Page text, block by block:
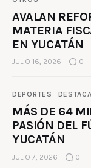
AVALAN
MATERIA
EN YUCATÁN
JULIO 16, 2026 0
DEPORTES
MÁS DE 64
PASIÓN DEL
YUCATÁN
JULIO 7, 2026 0